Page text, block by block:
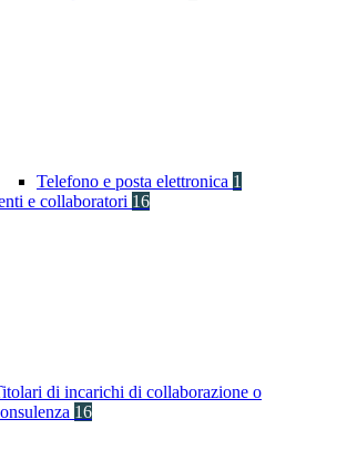
Telefono e posta elettronica 1
e collaboratori 16
di incarichi di collaborazione o
16